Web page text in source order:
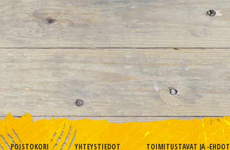
POISTOKORI YHTEYSTIEDOT TOIMITUSTAVAT JA -EHDOT